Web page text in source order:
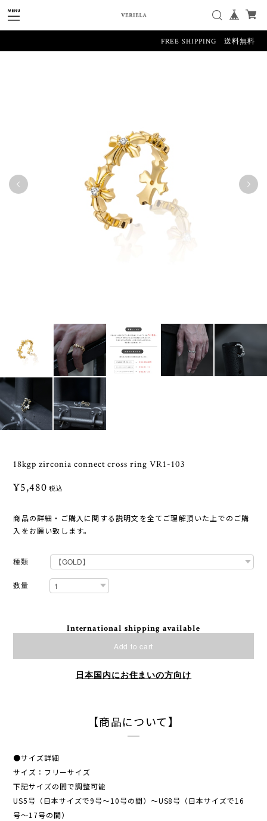
FREE SHIPPING 送料無料
18kgp zirconia connect cross ring VR1-103
¥5,480 税込
商品の詳細・ご購入に関する説明文を全てご理解頂いた上でのご購
入をお願い致します。
種類
数量
International shipping available
Add to cart
日本国内にお住まいの方向け
【商品について】
●サイズ詳細
サイズ：フリーサイズ
下記サイズの間で調整可能
US5号（日本サイズで9号〜10号の間）〜US8号（日本サイズで16
号〜17号の間）